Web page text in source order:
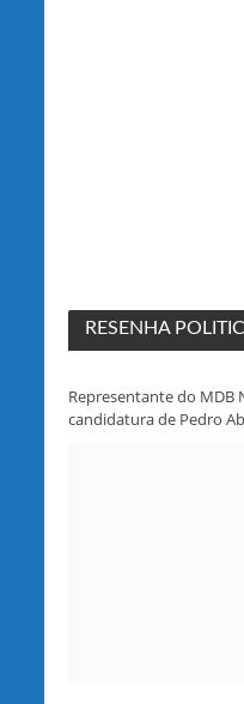
RESENHA
Representante do MDB
candidatura de Pedro